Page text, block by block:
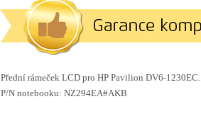
Přední rámeček LCD pro HP Pavilion DV6-1230EC.
P/N notebooku: NZ294EA#AKB